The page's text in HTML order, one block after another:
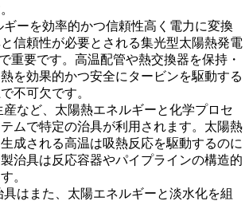
ギーを効率的かつ信頼性高く電力に変換
信頼性が必要とされる集光型太陽熱発電
重要です。高温配管や熱交換器を保持・
を効果的かつ安全にタービンを駆動する
不可欠です。
産など、太陽熱エネルギーと化学プロセ
ムで特定の治具が利用されます。太陽熱
成される高温は吸熱反応を駆動するのに
治具は反応容器やパイプラインの構造的
。
具はまた、太陽エネルギーと淡水化を組